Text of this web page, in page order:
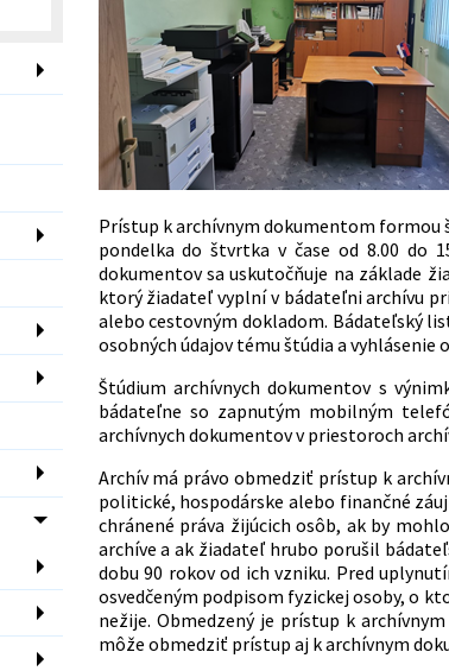
Prístup k archívnym dokumentom formou
pondelka do štvrtka v čase od 8.00 do
dokumentov sa uskutočňuje na základe
ktorý žiadateľ vyplní v bádateľni archívu
alebo cestovným dokladom. Bádateľský
osobných údajov tému štúdia a
Štúdium archívnych dokumentov s
bádateľne so zapnutým mobilným
archívnych dokumentov v priestoroch
Archív má právo obmedziť prístup k
politické, hospodárske alebo finančné
chránené práva žijúcich osôb, ak by
archíve a ak žiadateľ hrubo porušil
dobu 90 rokov od ich vzniku. Pred
osvedčeným podpisom fyzickej osoby, o
nežije. Obmedzený je prístup k
môže obmedziť prístup aj k archívnym